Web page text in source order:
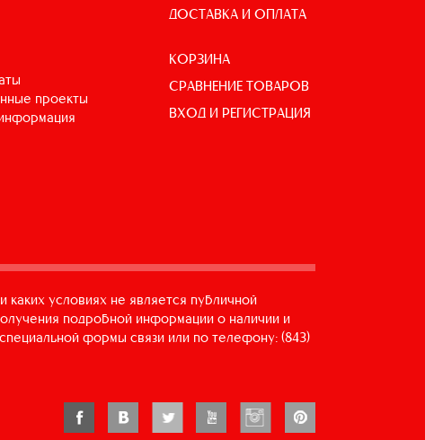
проекты
ДОСТАВКА И ОПЛАТА
КОРЗИНА
СРАВНЕНИЕ ТОВАРОВ
ВХОД И РЕГИСТРАЦИЯ
условиях не является публичной
подробной информации о наличии и
формы связи или по телефону: (843)